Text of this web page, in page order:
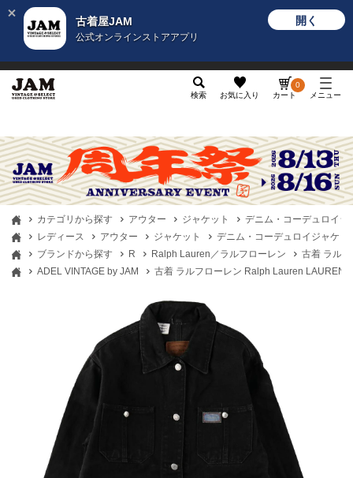
古着屋JAM
公式オンラインストアアプリ
開く
検索 お気に入り カート
0
メニュー
カテゴリから探す アウター ジャケット
デニム・コーデュロイジ
レディース
アウター ジャケット
デニム・コーデュロイジャケッ
ブランドから探す
R Ralph Lauren／ラルフローレン
古着 ラル
ADEL VINTAGE by JAM
古着 ラルフローレン Ralph Lauren LAUREN